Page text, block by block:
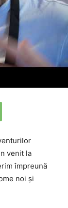
venit la
împreună
noi și